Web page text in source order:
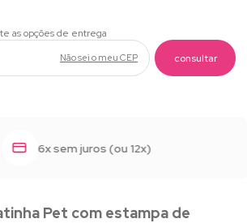
Não sei o meu CEP
6x sem juros (ou 12x)
Pet com estampa de